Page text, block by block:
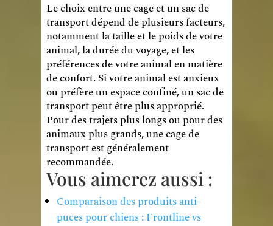
Le choix entre une cage et un sac de
transport dépend de plusieurs facteurs,
notamment la taille et le poids de votre
animal, la durée du voyage, et les
préférences de votre animal en matière
de confort. Si votre animal est anxieux
ou préfère un espace confiné, un sac de
transport peut être plus approprié.
Pour des trajets plus longs ou pour des
animaux plus grands, une cage de
transport est généralement
recommandée.
Vous aimerez aussi :
Comparaison des produits anti-
puces pour chiens : Frontline vs